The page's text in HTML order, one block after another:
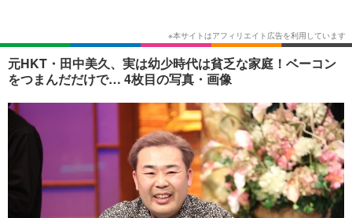
ショッピング その他
元HKT・田中美久、実は幼少時代は貧乏な家庭！ベーコン
をつまんだだけで… 4枚目の写真・画像